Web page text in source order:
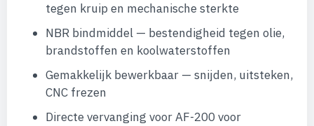
tegen kruip en mechanische sterkte
NBR bindmiddel — bestendigheid tegen olie,
brandstoffen en koolwaterstoffen
Gemakkelijk bewerkbaar — snijden, uitsteken,
CNC frezen
Directe vervanging voor AF-200 voor